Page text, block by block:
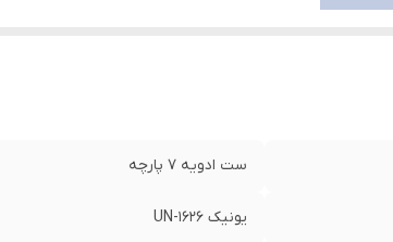
ست ادویه 7 پارچه
یونیک UN-1626